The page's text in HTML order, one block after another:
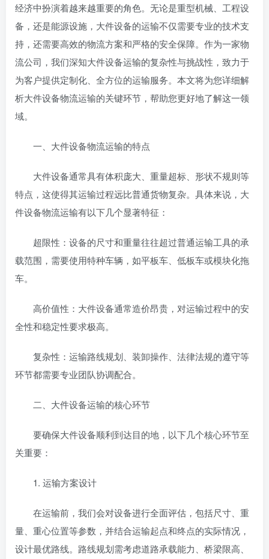
经济中扮演着越来越重要的角色。无论是重型机械、工程设
备，还是能源设施，大件设备的运输不仅需要专业的技术支
持，还需要高效的物流方案和严格的安全保障。作为一家物
流公司，我们深知大件设备运输的复杂性与挑战性，致力于
为客户提供定制化、全方位的运输服务。本文将为您详细解
析大件设备物流运输的关键环节，帮助您更好地了解这一领
域。
一、大件设备物流运输的特点
大件设备通常具有体积庞大、重量超标、形状不规则等
特点，这使得其运输过程远比普通货物复杂。具体来说，大
件设备物流运输有以下几个显著特征：
超限性：设备的尺寸和重量往往超过普通运输工具的承
载范围，需要使用特种车辆，如平板车、低板车或模块化拖
车。
高价值性：大件设备通常造价昂贵，对运输过程中的安
全性和稳定性要求极高。
复杂性：运输路线规划、装卸操作、法律法规的遵守等
环节都需要专业团队协调配合。
二、大件设备运输的核心环节
要确保大件设备顺利到达目的地，以下几个核心环节至
关重要：
1. 运输方案设计
在运输前，我们会对设备进行全面评估，包括尺寸、重
量、重心位置等参数，并结合运输起点和终点的实际情况，
设计最优路线。路线规划需考虑道路承载能力、桥梁限高、